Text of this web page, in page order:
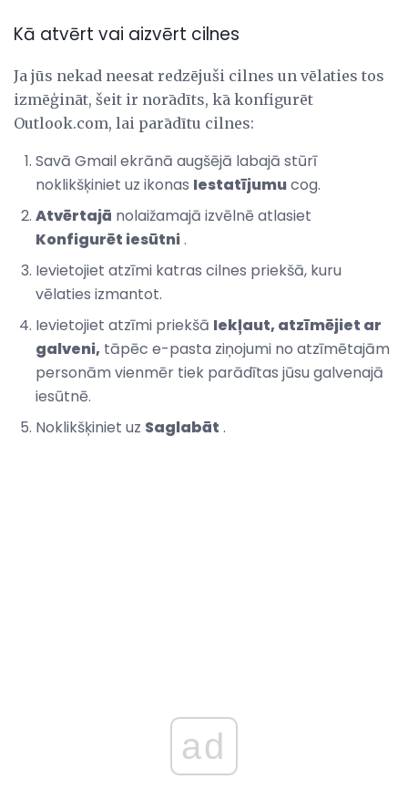
Kā atvērt vai aizvērt cilnes
Ja jūs nekad neesat redzējuši cilnes un vēlaties tos
izmēģināt, šeit ir norādīts, kā konfigurēt
Outlook.com, lai parādītu cilnes:
Savā Gmail ekrānā augšējā labajā stūrī
noklikšķiniet uz ikonas Iestatījumucog.
Atvērtajā nolaižamajā izvēlnē atlasiet
Konfigurēt iesūtni.
Ievietojiet atzīmi katras cilnes priekšā, kuru
vēlaties izmantot.
Ievietojiet atzīmi priekšā Iekļaut, atzīmējiet ar
galveni, tāpēc e-pasta ziņojumi no atzīmētajām
personām vienmēr tiek parādītas jūsu galvenajā
iesūtnē.
Noklikšķiniet uz Saglabāt .
ad